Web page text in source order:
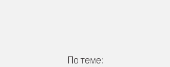
По теме: